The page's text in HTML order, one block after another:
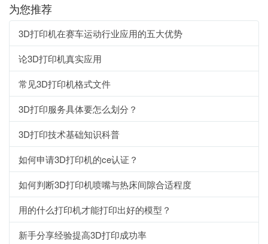
为您推荐
3D打印机在赛车运动行业应用的五大优势
论3D打印机真实应用
常见3D打印机格式文件
3D打印服务具体要怎么划分？
3D打印技术基础知识科普
如何申请3D打印机的ce认证？
如何判断3D打印机喷嘴与热床间隙合适程度
用的什么打印机才能打印出好的模型？
新手分享经验提高3D打印成功率